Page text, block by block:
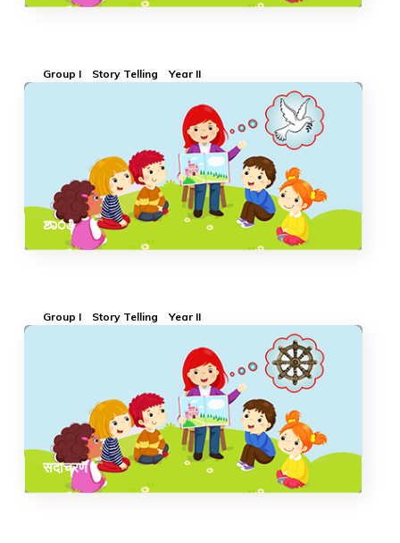
Group I Story Telling Year II
ಶಾಂತಿ
Group I Story Telling Year II
सदाचरण